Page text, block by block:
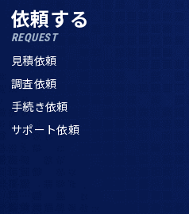
依頼する
REQUEST
見積依頼
調査依頼
手続き依頼
サポート依頼